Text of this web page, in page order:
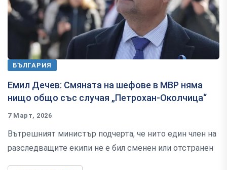
БЪЛГАРИЯ
Емил Дечев: Смяната на шефове в МВР няма
нищо общо със случая „Петрохан-Околчица“
7 Март, 2026
Вътрешният министър подчерта, че нито един член на
разследващите екипи не е бил сменен или отстранен